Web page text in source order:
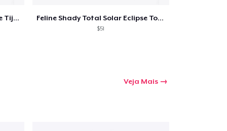
Feline Shady Total Solar Eclipse Tijuana Feline Shady Total Solar Eclipse Toledo
$51
Veja Mais